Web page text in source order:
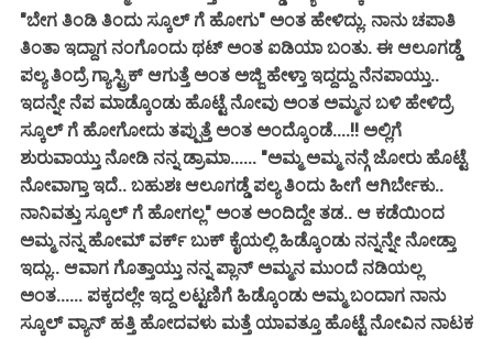
"ಬೇಗ ತಿಂಡಿ ತಿಂದು ಸ್ಕೂಲ್ ಗೆ ಹೋಗು" ಅಂತ ಹೇಳಿದ್ಲು. ನಾನು ಚಪಾತಿ
ತಿಂತಾ ಇದ್ದಾಗ ನಂಗೊಂದು ಥಟ್ ಅಂತ ಐಡಿಯಾ ಬಂತು. ಈ ಆಲೂಗಡ್ಡೆ
ಪಲ್ಯ ತಿಂದ್ರೆ ಗ್ಯಾಸ್ಟ್ರಿಕ್ ಆಗುತ್ತೆ ಅಂತ ಅಜ್ಜಿ ಹೇಳ್ತಾ ಇದ್ದದ್ದು ನೆನಪಾಯ್ತು..
ಇದನ್ನೇ ನೆಪ ಮಾಡ್ಕೊಂಡು ಹೊಟ್ಟೆ ನೋವು ಅಂತ ಅಮ್ಮನ ಬಳಿ ಹೇಳಿದ್ರೆ
ಸ್ಕೂಲ್ ಗೆ ಹೋಗೋದು ತಪ್ಪುತ್ತೆ ಅಂತ ಅಂದ್ಕೊಂಡೆ....!! ಅಲ್ಲಿಗೆ
ಶುರುವಾಯ್ತು ನೋಡಿ ನನ್ನ ಡ್ರಾಮಾ...... "ಅಮ್ಮ ಅಮ್ಮ ನನ್ಗೆ ಜೋರು ಹೊಟ್ಟೆ
ನೋವಾಗ್ತಾ ಇದೆ.. ಬಹುಶಃ ಆಲೂಗಡ್ಡೆ ಪಲ್ಯ ತಿಂದು ಹೀಗೆ ಆಗಿರ್ಬೇಕು..
ನಾನಿವತ್ತು ಸ್ಕೂಲ್ ಗೆ ಹೋಗಲ್ಲ" ಅಂತ ಅಂದಿದ್ದೇ ತಡ.. ಆ ಕಡೆಯಿಂದ
ಅಮ್ಮ ನನ್ನ ಹೋಮ್ ವರ್ಕ್ ಬುಕ್ ಕೈಯಲ್ಲಿ ಹಿಡ್ಕೊಂಡು ನನ್ನನ್ನೇ ನೋಡ್ತಾ
ಇದ್ಲು.. ಆವಾಗ ಗೊತ್ತಾಯ್ತು ನನ್ನ ಪ್ಲಾನ್ ಅಮ್ಮನ ಮುಂದೆ ನಡಿಯಲ್ಲ
ಅಂತ...... ಪಕ್ಕದಲ್ಲೇ ಇದ್ದ ಲಟ್ಟಣಿಗೆ ಹಿಡ್ಕೊಂಡು ಅಮ್ಮ ಬಂದಾಗ ನಾನು
ಸ್ಕೂಲ್ ವ್ಯಾನ್ ಹತ್ತಿ ಹೋದವಳು ಮತ್ತೆ ಯಾವತ್ತೂ ಹೊಟ್ಟೆ ನೋವಿನ ನಾಟಕ